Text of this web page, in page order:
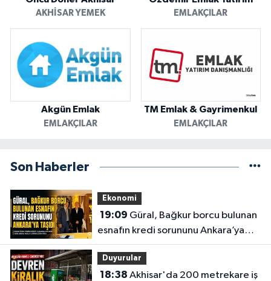
AKHISAR YEMEK EMLAKÇILAR
Akgün Emlak
EMLAKÇILAR
TM Emlak & Gayrimenkul
EMLAKÇILAR
Son Haberler
Ekonomi
19:09
esnafın kredi sorununu Ankara’ya
taşıdı
Duyurular
18:38